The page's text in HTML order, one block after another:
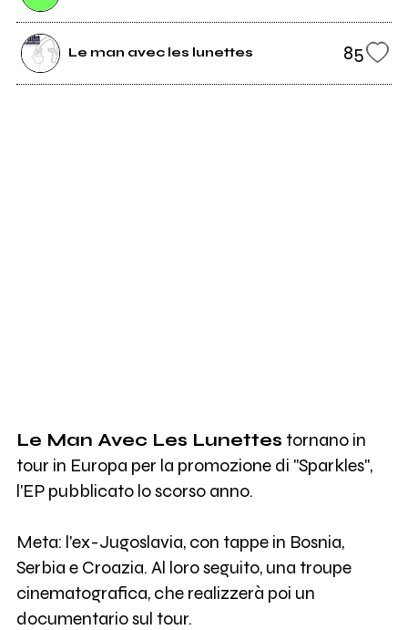
Le man avec les lunettes 85
Le Man Avec Les Lunettes tornano in
tour in Europa per la promozione di "Sparkles",
l'EP pubblicato lo scorso anno.
Meta: l'ex-Jugoslavia, con tappe in Bosnia,
Serbia e Croazia. Al loro seguito, una troupe
cinematografica, che realizzerà poi un
documentario sul tour.